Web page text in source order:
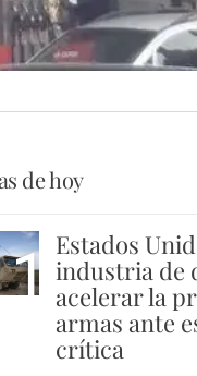
de hoy
1 Estados
industria de
acelerar la
armas ante
crítica